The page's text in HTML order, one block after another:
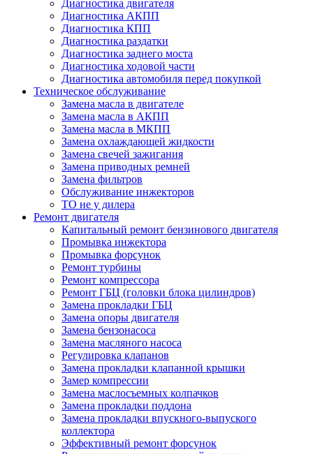
Диагностика двигателя
Диагностика АКПП
Диагностика КПП
Диагностика раздатки
Диагностика заднего моста
Диагностика ходовой части
Диагностика автомобиля перед покупкой
Техническое обслуживание
Замена масла в двигателе
Замена масла в АКПП
Замена масла в МКПП
Замена охлаждающей жидкости
Замена свечей зажигания
Замена приводных ремней
Замена фильтров
Обслуживание инжекторов
ТО не у дилера
Ремонт двигателя
Капитальный ремонт бензинового двигателя
Промывка инжектора
Промывка форсунок
Ремонт турбины
Ремонт компрессора
Ремонт ГБЦ (головки блока цилиндров)
Замена прокладки ГБЦ
Замена опоры двигателя
Замена бензонасоса
Замена масляного насоса
Регулировка клапанов
Замена прокладки клапанной крышки
Замер компрессии
Замена маслосъемных колпачков
Замена прокладки поддона
Замена прокладки впускного-выпуского
коллектора
Эффективный ремонт форсунок